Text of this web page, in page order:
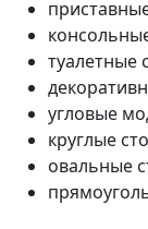
туалетные
угловые
круглые
овальные